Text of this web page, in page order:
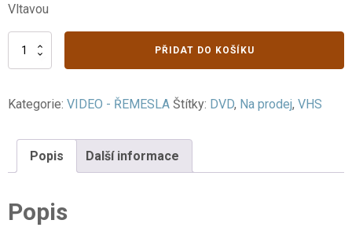
Vltavou
2.
PŘIDAT DO KOŠÍKU
Kategorie: VIDEO - ŘEMESLA Štítky: DVD, Na prodej, VHS
Popis Další informace
Popis